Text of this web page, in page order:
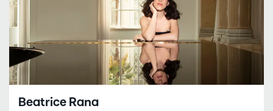
Beatrice Rana